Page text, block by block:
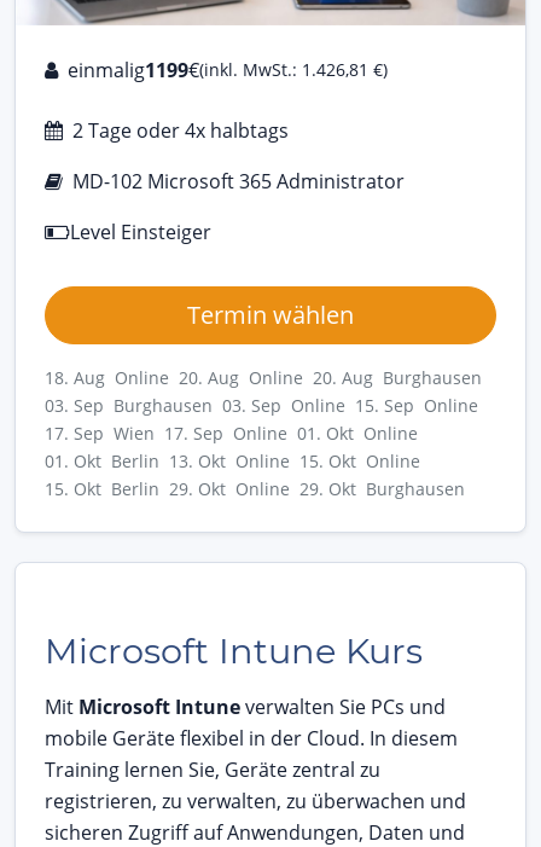
einmalig1199€(inkl. MwSt.: 1.426,81 €)
2 Tage oder 4x halbtags
MD-102 Microsoft 365 Administrator
Level Einsteiger
Termin wählen
18. Aug Online 20. Aug Online 20. Aug Burghausen
03. Sep Burghausen 03. Sep Online 15. Sep Online
17. Sep Wien 17. Sep Online 01. Okt Online
01. Okt Berlin 13. Okt Online 15. Okt Online
15. Okt Berlin 29. Okt Online 29. Okt Burghausen
Microsoft Intune Kurs
Mit Microsoft Intuneverwalten Sie PCs und
mobile Geräte flexibel in der Cloud. In diesem
Training lernen Sie, Geräte zentral zu
registrieren, zu verwalten, zu überwachen und
sicheren Zugriff auf Anwendungen, Daten und